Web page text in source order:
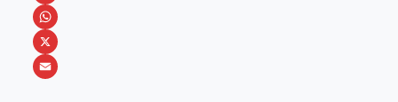
e
b
o
s
s
e
i
n
k
V
i
b
W
h
X